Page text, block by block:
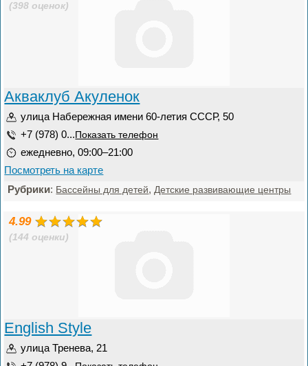
(398 оценок)
Акваклуб Акуленок
улица Набережная имени 60-летия СССР, 50
+7 (978) 0... Показать телефон
ежедневно, 09:00–21:00
Посмотреть на карте
Рубрики: Бассейны для детей, Детские развивающие центры
4.99
(144 оценки)
English Style
улица Тренева, 21